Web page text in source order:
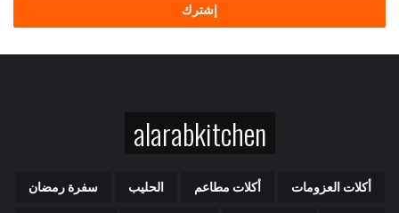
ب
alarabkitchen
أكلات العزومات أكلات مطاعم الحليب سفرة رمضان